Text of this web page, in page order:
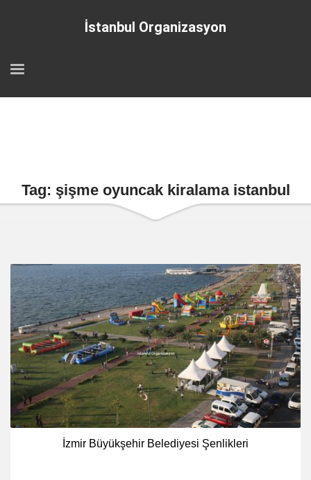
İstanbul Organizasyon
Tag: şişme oyuncak kiralama istanbul
İzmir Büyükşehir Belediyesi Şenlikleri